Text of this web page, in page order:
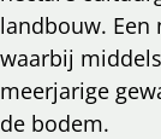
landbouw.
waarbij
meerjarige
de bodem.